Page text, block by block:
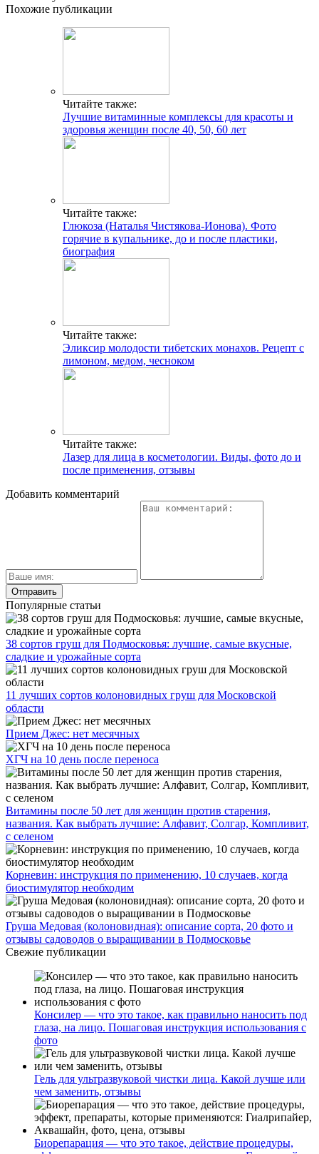
Похожие публикации
Читайте также:
Лучшие витаминные комплексы для красоты и
здоровья женщин после 40, 50, 60 лет
Читайте также:
Глюкоза (Наталья Чистякова-Ионова). Фото
горячие в купальнике, до и после пластики,
биография
Читайте также:
Эликсир молодости тибетских монахов. Рецепт с
лимоном, медом, чесноком
Читайте также:
Лазер для лица в косметологии. Виды, фото до и
после применения, отзывы
Добавить комментарий
Популярные статьи
38 сортов груш для Подмосковья: лучшие, самые вкусные,
сладкие и урожайные сорта
11 лучших сортов колоновидных груш для Московской
области
Прием Джес: нет месячных
ХГЧ на 10 день после переноса
Витамины после 50 лет для женщин против старения,
названия. Как выбрать лучшие: Алфавит, Солгар, Компливит,
с селеном
Корневин: инструкция по применению, 10 случаев, когда
биостимулятор необходим
Груша Медовая (колоновидная): описание сорта, 20 фото и
отзывы садоводов о выращивании в Подмосковье
Свежие публикации
Консилер — что это такое, как правильно наносить под
глаза, на лицо. Пошаговая инструкция использования с
фото
Гель для ультразвуковой чистки лица. Какой лучше или
чем заменить, отзывы
Биорепарация — что это такое, действие процедуры,